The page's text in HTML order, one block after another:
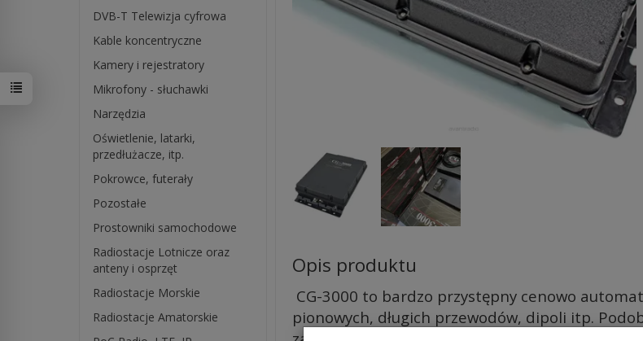
Opis produktu
CG-3000 to bardzo przystępny cenowo
pionowych, długich przewodów, dipoli itp.
DVB-T Telewizja cyfrowa
Kable koncentryczne
Kamery i rejestratory
Mikrofony - słuchawki
Narzędzia
Oświetlenie, latarki,
przedłużacze, itp.
Pokrowce, futerały
Pozostałe
Prostowniki samochodowe
Radiostacje Lotnicze oraz
anteny i osprzęt
Radiostacje Morskie
Radiostacje Amatorskie